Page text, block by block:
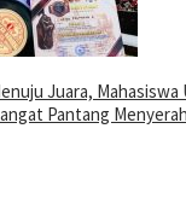
Juara, Mahasiswa
Pantang Menyerah